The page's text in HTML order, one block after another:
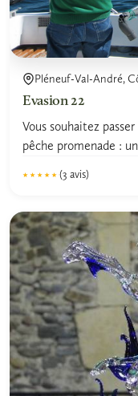
Pléneuf-Val-André,
Evasion 22
Vous souhaitez
pêche promenade :
★★★★★
★★★★★ (3 avis)